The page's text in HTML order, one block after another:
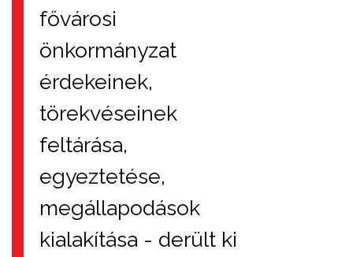
fővárosi
önkormányzat
érdekeinek,
törekvéseinek
feltárása,
egyeztetése,
megállapodások
kialakítása - derült ki